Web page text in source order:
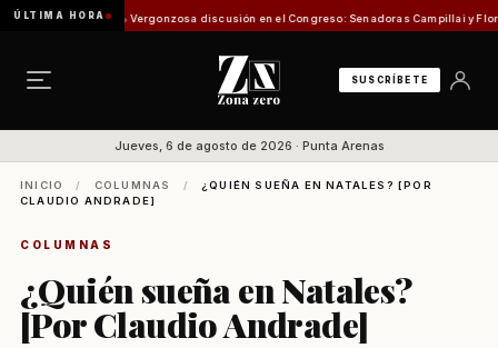
ÚLTIMA HORA
de Pesca Vergonzosa discusión en el Congreso: Senadoras Campillai y Flores se
SUSCRÍBETE
Jueves, 6 de agosto de 2026 · Punta Arenas
INICIO / COLUMNAS /
¿QUIÉN SUEÑA EN NATALES? [POR
CLAUDIO ANDRADE]
COLUMNAS
¿Quién sueña en Natales?
[Por Claudio Andrade]